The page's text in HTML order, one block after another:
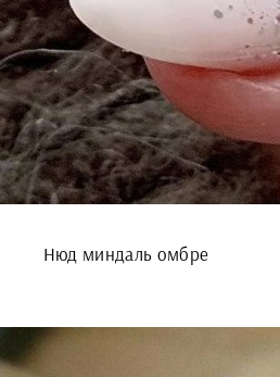
Нюд миндаль омбре